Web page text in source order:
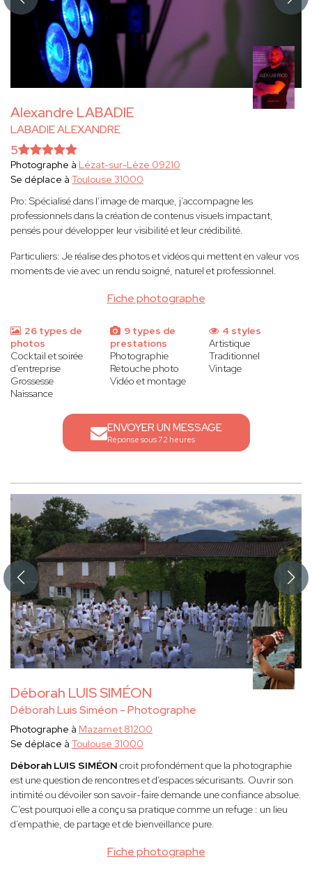
Alexandre LABADIE
LABADIE ALEXANDRE
Fiche photographe
5
Photographe à Lézat-sur-Lèze 09210
Se déplace à Toulouse 31000
Pro: Spécialisé dans l’image de marque, j’accompagne les
professionnels dans la création de contenus visuels impactant,
pensés pour développer leur visibilité et leur crédibilité.
Particuliers: Je réalise des photos et vidéos qui mettent en valeur vos
moments de vie avec un rendu soigné, naturel et professionnel.
26 types de
photos
Cocktail et soirée
d'entreprise
Grossesse
Naissance
9 types de
prestations
Photographie
Retouche photo
Vidéo et montage
4 styles
Artistique
Traditionnel
Vintage
ENVOYER UN MESSAGE
Réponse sous 72 heures
Déborah LUIS SIMÉON
Déborah Luis Siméon - Photographe
Fiche photographe
Photographe à Mazamet 81200
Se déplace à Toulouse 31000
Déborah LUIS SIMÉON croit profondément que la photographie
est une question de rencontres et d’espaces sécurisants. Ouvrir son
intimité ou dévoiler son savoir-faire demande une confiance absolue.
C'est pourquoi elle a conçu sa pratique comme un refuge : un lieu
d’empathie, de partage et de bienveillance pure.